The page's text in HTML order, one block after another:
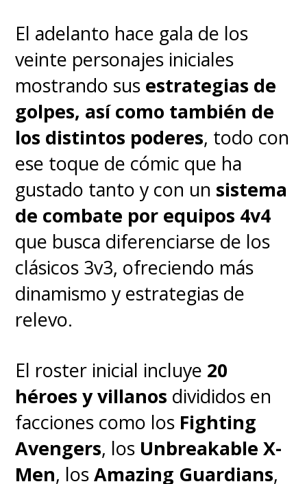
Guerra Fría y la Carrera Espacial,
cimentando lo de La Primera
Familia de Marvel, incluyendo
diseños clásicos de los trajes y la
estética Pop Deco. Al ocurrir en
otro mundo, se explica la
ausencia deLos Cuatro
Fantásticos en la línea
temporal central del MCU.
La nueva encarnación
cinematográfica de la
llega el próximo 24 de julio a
los cines de Chile y
Latinoamérica .
El adelanto hace gala de los
veinte personajes iniciales
mostrando sus estrategias de
golpes, así como también de
los distintos poderes, todo con
ese toque de cómic que ha
gustado tanto y con un sistema
de combate por equipos 4v4
que busca diferenciarse de los
clásicos 3v3, ofreciendo más
dinamismo y estrategias de
relevo.
El roster inicial incluye 20
héroes y villanos divididos en
facciones como los Fighting
Avengers, los Unbreakable X-
Men, losAmazing Guardians,